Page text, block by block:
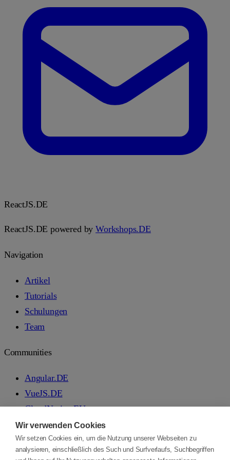
Wir verwenden Cookies
Wir setzen Cookies ein, um die Nutzung unserer Webseiten zu
analysieren, einschließlich des Such und Surfverlaufs, Suchbegriffen
ReactJS.DE
ReactJS.DE powered byWorkshops.DE
Navigation
Artikel
Tutorials
Schulungen
Team
Communities
Angular.DE
VueJS.DE
CloudNative.EU
Workshops.DE
AI-Automation-Engineers.de